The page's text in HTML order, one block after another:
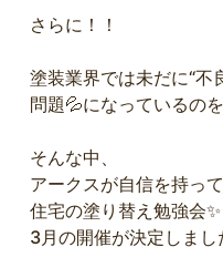
さらに！！
塗装業界では未だに“不
問題💦になっているの
そんな中、
アークスが自信を持っ
住宅の塗り替え勉強会✨
3月の開催が決定しま